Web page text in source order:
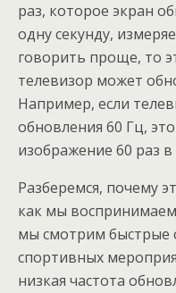
раз, которое экран
одну секунду,
говорить проще, то
телевизор может
Например, если
обновления 60 Гц,
изображение 60 раз в
Разберемся, почему
как мы
мы смотрим быстрые
спортивных
низкая частота